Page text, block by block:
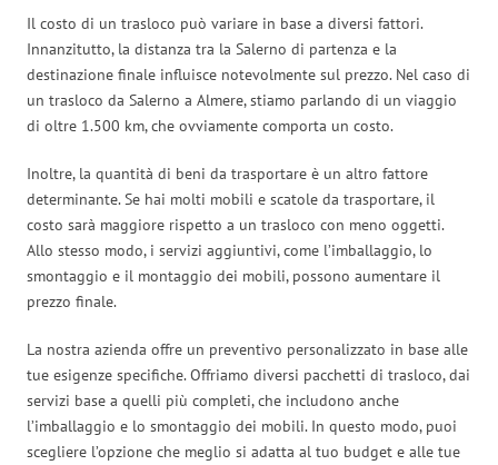
Il costo di un trasloco può variare in base a diversi fattori.
Innanzitutto, la distanza tra la Salerno di partenza e la
destinazione finale influisce notevolmente sul prezzo. Nel caso di
un trasloco da Salerno a Almere, stiamo parlando di un viaggio
di oltre 1.500 km, che ovviamente comporta un costo.
Inoltre, la quantità di beni da trasportare è un altro fattore
determinante. Se hai molti mobili e scatole da trasportare, il
costo sarà maggiore rispetto a un trasloco con meno oggetti.
Allo stesso modo, i servizi aggiuntivi, come l’imballaggio, lo
smontaggio e il montaggio dei mobili, possono aumentare il
prezzo finale.
La nostra azienda offre un preventivo personalizzato in base alle
tue esigenze specifiche. Offriamo diversi pacchetti di trasloco, dai
servizi base a quelli più completi, che includono anche
l’imballaggio e lo smontaggio dei mobili. In questo modo, puoi
scegliere l’opzione che meglio si adatta al tuo budget e alle tue